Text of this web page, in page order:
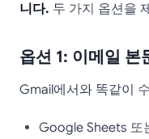
니다. 두 가지 옵션을
옵션 1: 이메일 본
Gmail에서와 똑같이
Google Sheets 또